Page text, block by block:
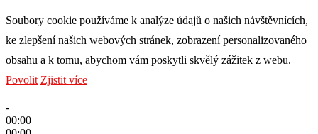
Soubory cookie používáme k analýze údajů o našich návštěvnících,
ke zlepšení našich webových stránek, zobrazení personalizovaného
obsahu a k tomu, abychom vám poskytli skvělý zážitek z webu.
Povolit Zjistit více
-
00:00